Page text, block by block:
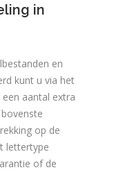
in
en
kunt u via het
aantal extra
op de
lettertype
of de